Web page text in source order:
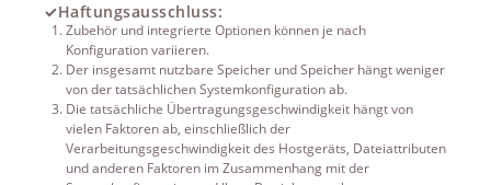
✓Haftungsausschluss:
Zubehör und integrierte Optionen können je nach
Konfiguration variieren.
Der insgesamt nutzbare Speicher und Speicher hängt weniger
von der tatsächlichen Systemkonfiguration ab.
Die tatsächliche Übertragungsgeschwindigkeit hängt von
vielen Faktoren ab, einschließlich der
Verarbeitungsgeschwindigkeit des Hostgeräts, Dateiattributen
und anderen Faktoren im Zusammenhang mit der